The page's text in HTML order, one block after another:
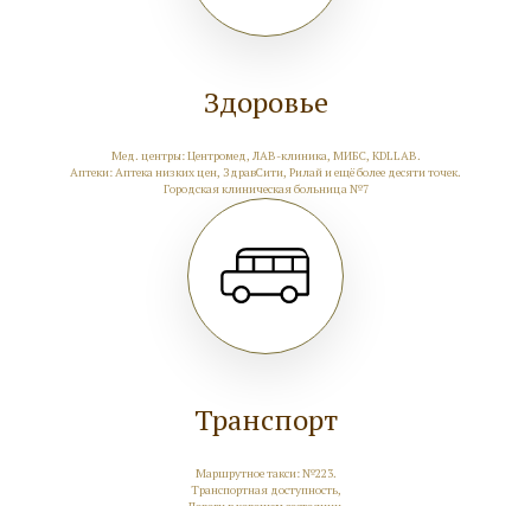
Здоровье
Мед. центры: Центромед, ЛАВ-клиника, МИБС, KDLLAB.
Аптеки: Аптека низких цен, ЗдравСити, Рилай и ещё более десяти точек.
Городская клиническая больница №7
Транспорт
Маршрутное такси: №223.
Транспортная доступность,